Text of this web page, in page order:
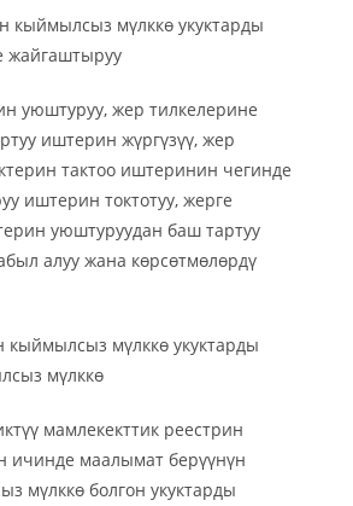
мүлккө укуктарды
жайгаштыруу
уюштуруу, жер тилкелерине
иштерин жүргүзүү, жер
тактоо иштеринин чегинде
иштерин токтотуу, жерге
уюштуруудан баш тартуу
алуу жана көрсөтмөлөрдү
мүлккө укуктарды
мүлккө
мамлекекттик реестрин
ичинде маалымат берүүнүн
мүлккө болгон укуктарды